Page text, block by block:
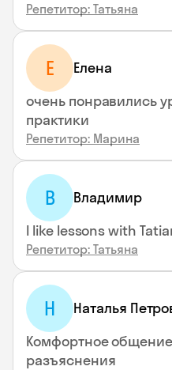
Репетитор: Татьяна
Е Елена
очень понравились
практики
Репетитор: Марина
В Владимир
I like lessons with
Репетитор: Татьяна
Н Наталья
Комфортное
разъяснения